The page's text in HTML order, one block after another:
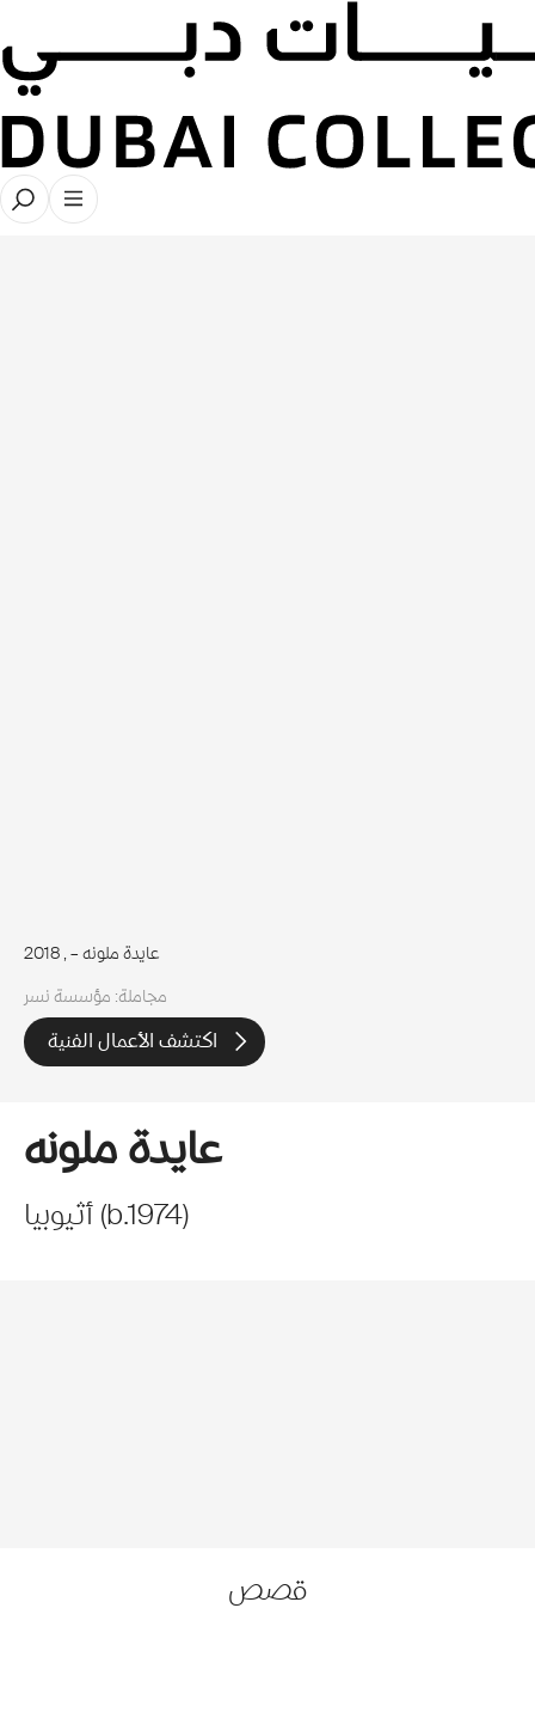
عايدة ملونه –, 2018
مجاملة: مؤسسة نسر
اكتشف الأعمال الفنية
عايدة ملونه
أثيوبيا (b.1974)
قصص